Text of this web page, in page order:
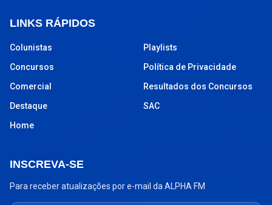
LINKS RÁPIDOS
Colunistas
Concursos
Comercial
Destaque
Home
Playlists
Política de Privacidade
Resultados dos Concursos
SAC
INSCREVA-SE
Para receber atualizações por e-mail da ALPHA FM